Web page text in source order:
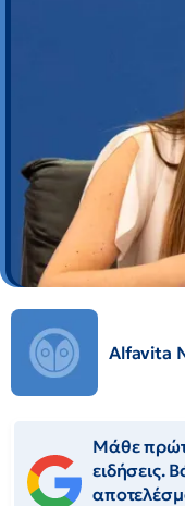
Alfavita
Μάθε
ειδήσεις.